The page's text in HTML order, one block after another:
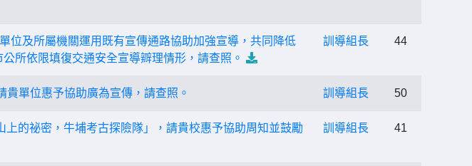
位及所屬機關運用既有宣傳通路協助加強宣導，共同降低
所依限填復交通安全宣導辧理情形，請查照。
訓導組長 44
單位惠予協助廣為宣傳，請查照。 訓導組長 50
的祕密，牛埔考古探險隊」，請貴校惠予協助周知並鼓勵
訓導組長 41